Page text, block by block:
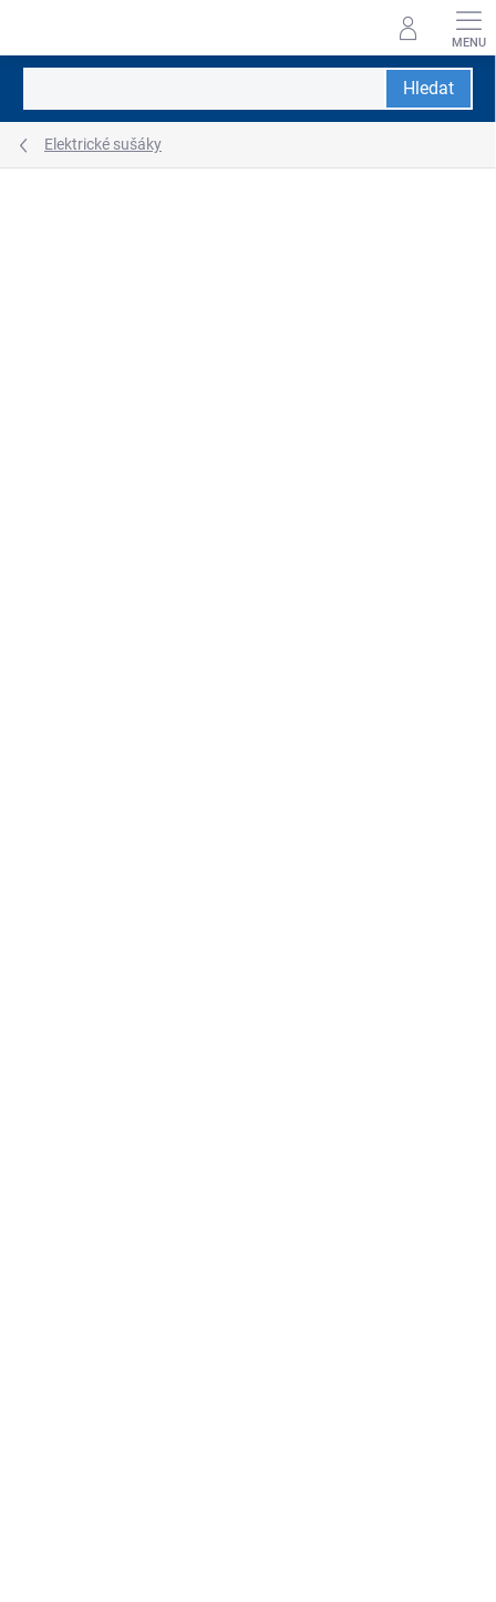
Hledat
Elektrické sušáky